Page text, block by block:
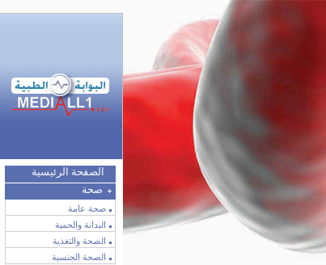
الصفحة الرئيسية
صحة
صحة عامة
البدانة والحمية
الصحة والتغذية
الصحة الجنسية